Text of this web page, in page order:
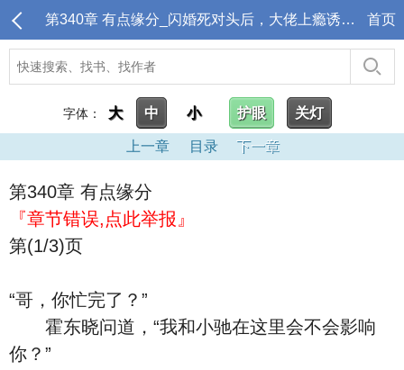
第340章 有点缘分_闪婚死对头后，大佬上瘾诱哄生崽 首页
字体： 大 中 小 护眼 关灯
上一章 目录 下一章
第340章 有点缘分
『章节错误,点此举报』
第(1/3)页
“哥，你忙完了？”
霍东晓问道，“我和小驰在这里会不会影响
你？”